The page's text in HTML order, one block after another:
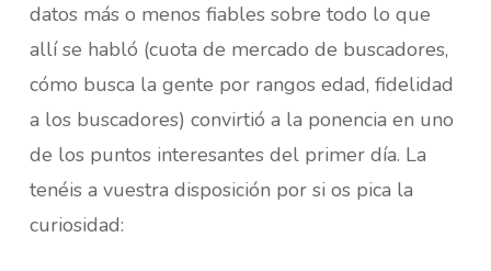
datos más o menos fiables sobre todo lo que
allí se habló (cuota de mercado de buscadores,
cómo busca la gente por rangos edad, fidelidad
a los buscadores) convirtió a la ponencia en uno
de los puntos interesantes del primer día. La
tenéis a vuestra disposición por si os pica la
curiosidad: